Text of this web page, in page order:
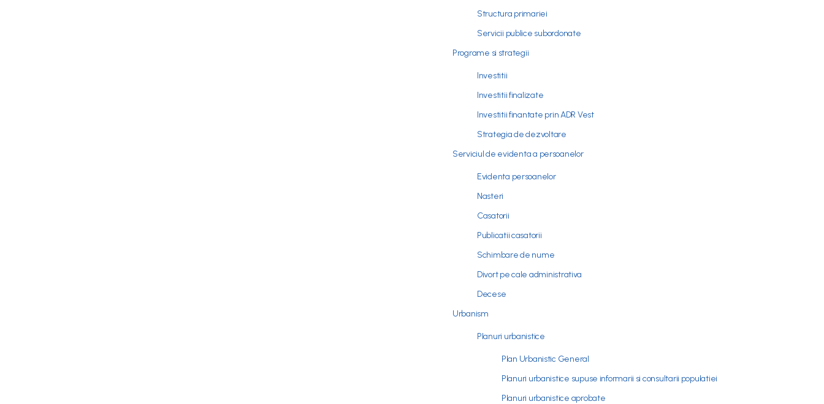
Structura primariei
Servicii publice subordonate
Programe si strategii
Investitii
Investitii finalizate
Investitii finantate prin ADR Vest
Strategia de dezvoltare
Serviciul de evidenta a persoanelor
Evidenta persoanelor
Nasteri
Casatorii
Publicatii casatorii
Schimbare de nume
Divort pe cale administrativa
Decese
Urbanism
Planuri urbanistice
Plan Urbanistic General
Planuri urbanistice supuse informarii si consultarii populatiei
Planuri urbanistice aprobate